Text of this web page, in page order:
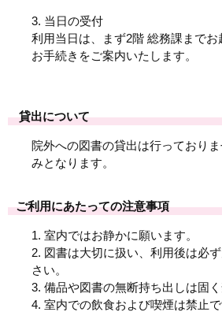
3. 当日の受付
利用当日は、まず2階 総務課まで
お手続きをご案内いたします。
貸出について
院外への図書の貸出は行っており
みとなります。
ご利用にあたっての注意事項
1. 室内ではお静かに願います。
2. 図書は大切に扱い、利用後は必
さい。
3. 備品や図書の無断持ち出しは固く
4. 室内での飲食および喫煙は禁止で